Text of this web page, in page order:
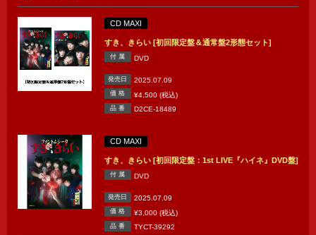
CD MAXI
すき、きらい [初回限定盤＆通常盤2形態セット]
付 属 DVD
発売日 2025.07.09
価 格 ¥4,500 (税込)
品 番 D2CE-18489
CD MAXI
すき、きらい [初回限定盤：1st LIVE『ハイネ』DVD盤]
付 属 DVD
発売日 2025.07.09
価 格 ¥3,000 (税込)
品 番 TYCT-39292